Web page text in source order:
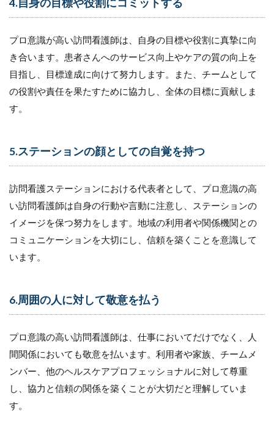
プロ意識が高い訪問看護師は、自身の目標や役割に真摯に向
き合います。患者さんへのサービス向上やケアの質の向上を
目指し、目標達成に向けて努力します。また、チームとして
の役割や責任を果たすために協力し、全体の目標に貢献しま
す。
5.ステーションの顔としての自覚を持つ
訪問看護ステーションにおける代表者として、プロ意識の高
い訪問看護師は自身の行動や言動に注意し、ステーションの
イメージを保つ努力をします。地域の利用者や関係機関との
コミュニケーションを大切にし、信頼を築くことを意識して
います。
6.周囲の人に対して敬意を払う
プロ意識の高い訪問看護師は、仕事においてだけでなく、人
間関係においても敬意を払います。利用者や家族、チームメ
ンバー、他のヘルスケアプロフェッショナルに対して尊重
し、協力と信頼の関係を築くことが大切だと理解していま
す。